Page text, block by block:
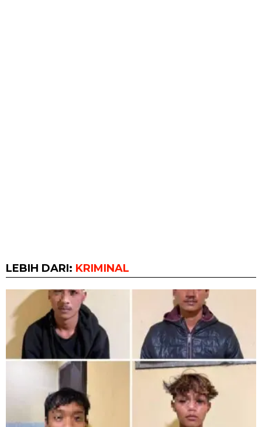
LEBIH DARI: KRIMINAL